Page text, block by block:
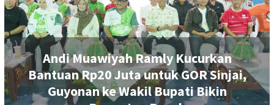
Andi Muawiyah Ramly Kucurkan
Bantuan Rp20 Juta untuk GOR Sinjai,
Guyonan ke Wakil Bupati Bikin